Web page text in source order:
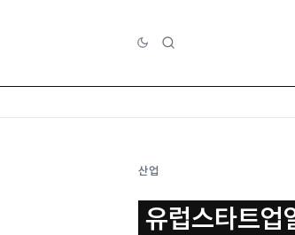
산업
유럽스타트업